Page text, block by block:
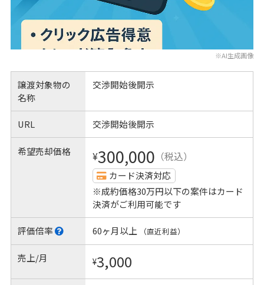
※AI生成画像
譲渡対象物の
名称
交渉開始後開示
URL 交渉開始後開示
希望売却価格 ¥300,000 （税込）
カード決済対応
※成約価格30万円以下の案件はカード
決済がご利用可能です
評価倍率 60ヶ月以上 （直近利益）
売上/月 ¥3,000